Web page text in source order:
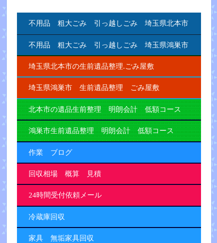
不用品 粗大ごみ 引っ越しごみ 埼玉県北本市
不用品 粗大ごみ 引っ越しごみ 埼玉県鴻巣市
埼玉県北本市の生前遺品整理.ごみ屋敷
埼玉県鴻巣市 生前遺品整理 ごみ屋敷
北本市の遺品生前整理 明朗会計 低額コース
鴻巣市生前遺品整理 明朗会計 低額コース
作業 ブログ
回収相場 概算 見積
24時間受付依頼メール
冷蔵庫回収
家具 無垢家具回収